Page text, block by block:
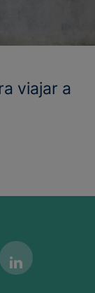
viajar a
Linkedin